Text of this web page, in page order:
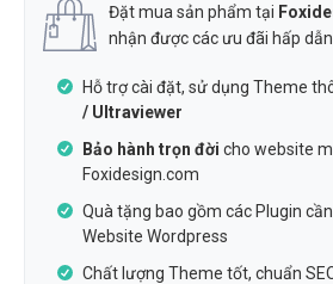
Đặt mua sản phẩm tại
nhận được các ưu đãi hấp
Hỗ trợ cài đặt, sử dụng Theme
/ Ultraviewer
Bảo hành trọn đời cho website
Foxidesign.com
Quà tặng bao gồm các Plugin
Website Wordpress
Chất lượng Theme tốt, chuẩn